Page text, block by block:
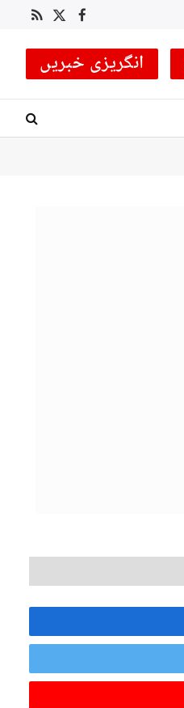
Facebook
X
RSS
انگریزی خبریں